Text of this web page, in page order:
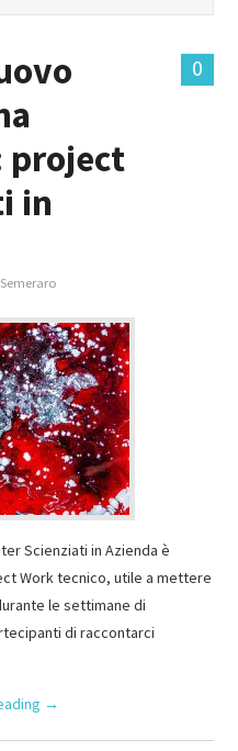
0
project
in
Scienziati in Azienda è
Work tecnico, utile a mettere
le settimane di
di raccontarci
→